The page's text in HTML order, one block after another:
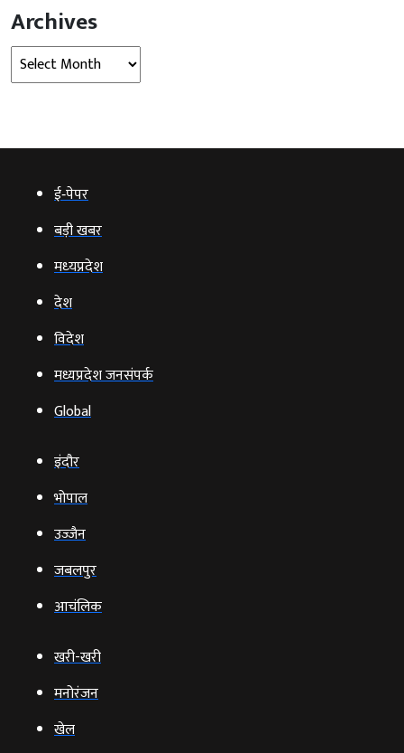
Archives
Archives
ई‑पेपर
बड़ी खबर
मध्‍यप्रदेश
देश
विदेश
मध्यप्रदेश जनसंपर्क
Global
इंदौर
भोपाल
उज्‍जैन
जबलपुर
आचंलिक
खरी-खरी
मनोरंजन
खेल